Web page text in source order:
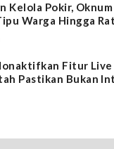
Kelola Pokir, Oknum
Warga Hingga
Fitur Live
Pastikan Bukan